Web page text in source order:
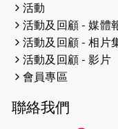
2026-04-16
猛
（
2026-04-12
2026-04-11
活動
活動及回顧 - 媒體
活動及回顧 - 相片
活動及回顧 - 影片
會員專區
聯絡我們